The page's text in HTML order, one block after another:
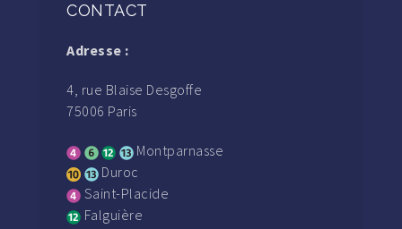
CONTACT
Adresse :
4, rue Blaise Desgoffe
75006 Paris
Montparnasse
Duroc
Saint-Placide
Falguière